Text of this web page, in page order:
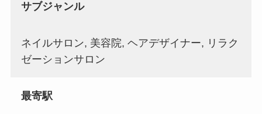
サブジャンル
ネイルサロン, 美容院, ヘアデザイナー, リラク
ゼーションサロン
最寄駅